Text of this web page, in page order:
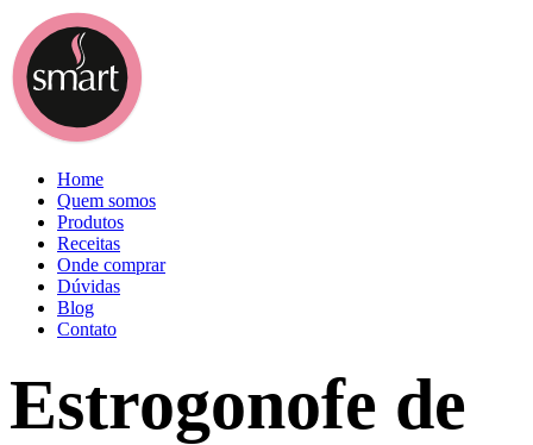
Home
Quem somos
Produtos
Receitas
Onde comprar
Dúvidas
Blog
Contato
Estrogonofe de